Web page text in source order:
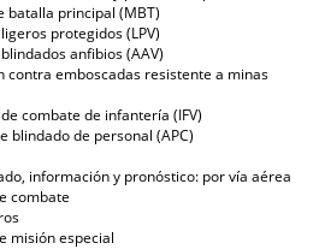
batalla principal (MBT)
protegidos (LPV)
anfibios (AAV)
contra emboscadas resistente a minas
combate de infantería (IFV)
blindado de personal (APC)
información y pronóstico: por vía aérea
combate
misión especial